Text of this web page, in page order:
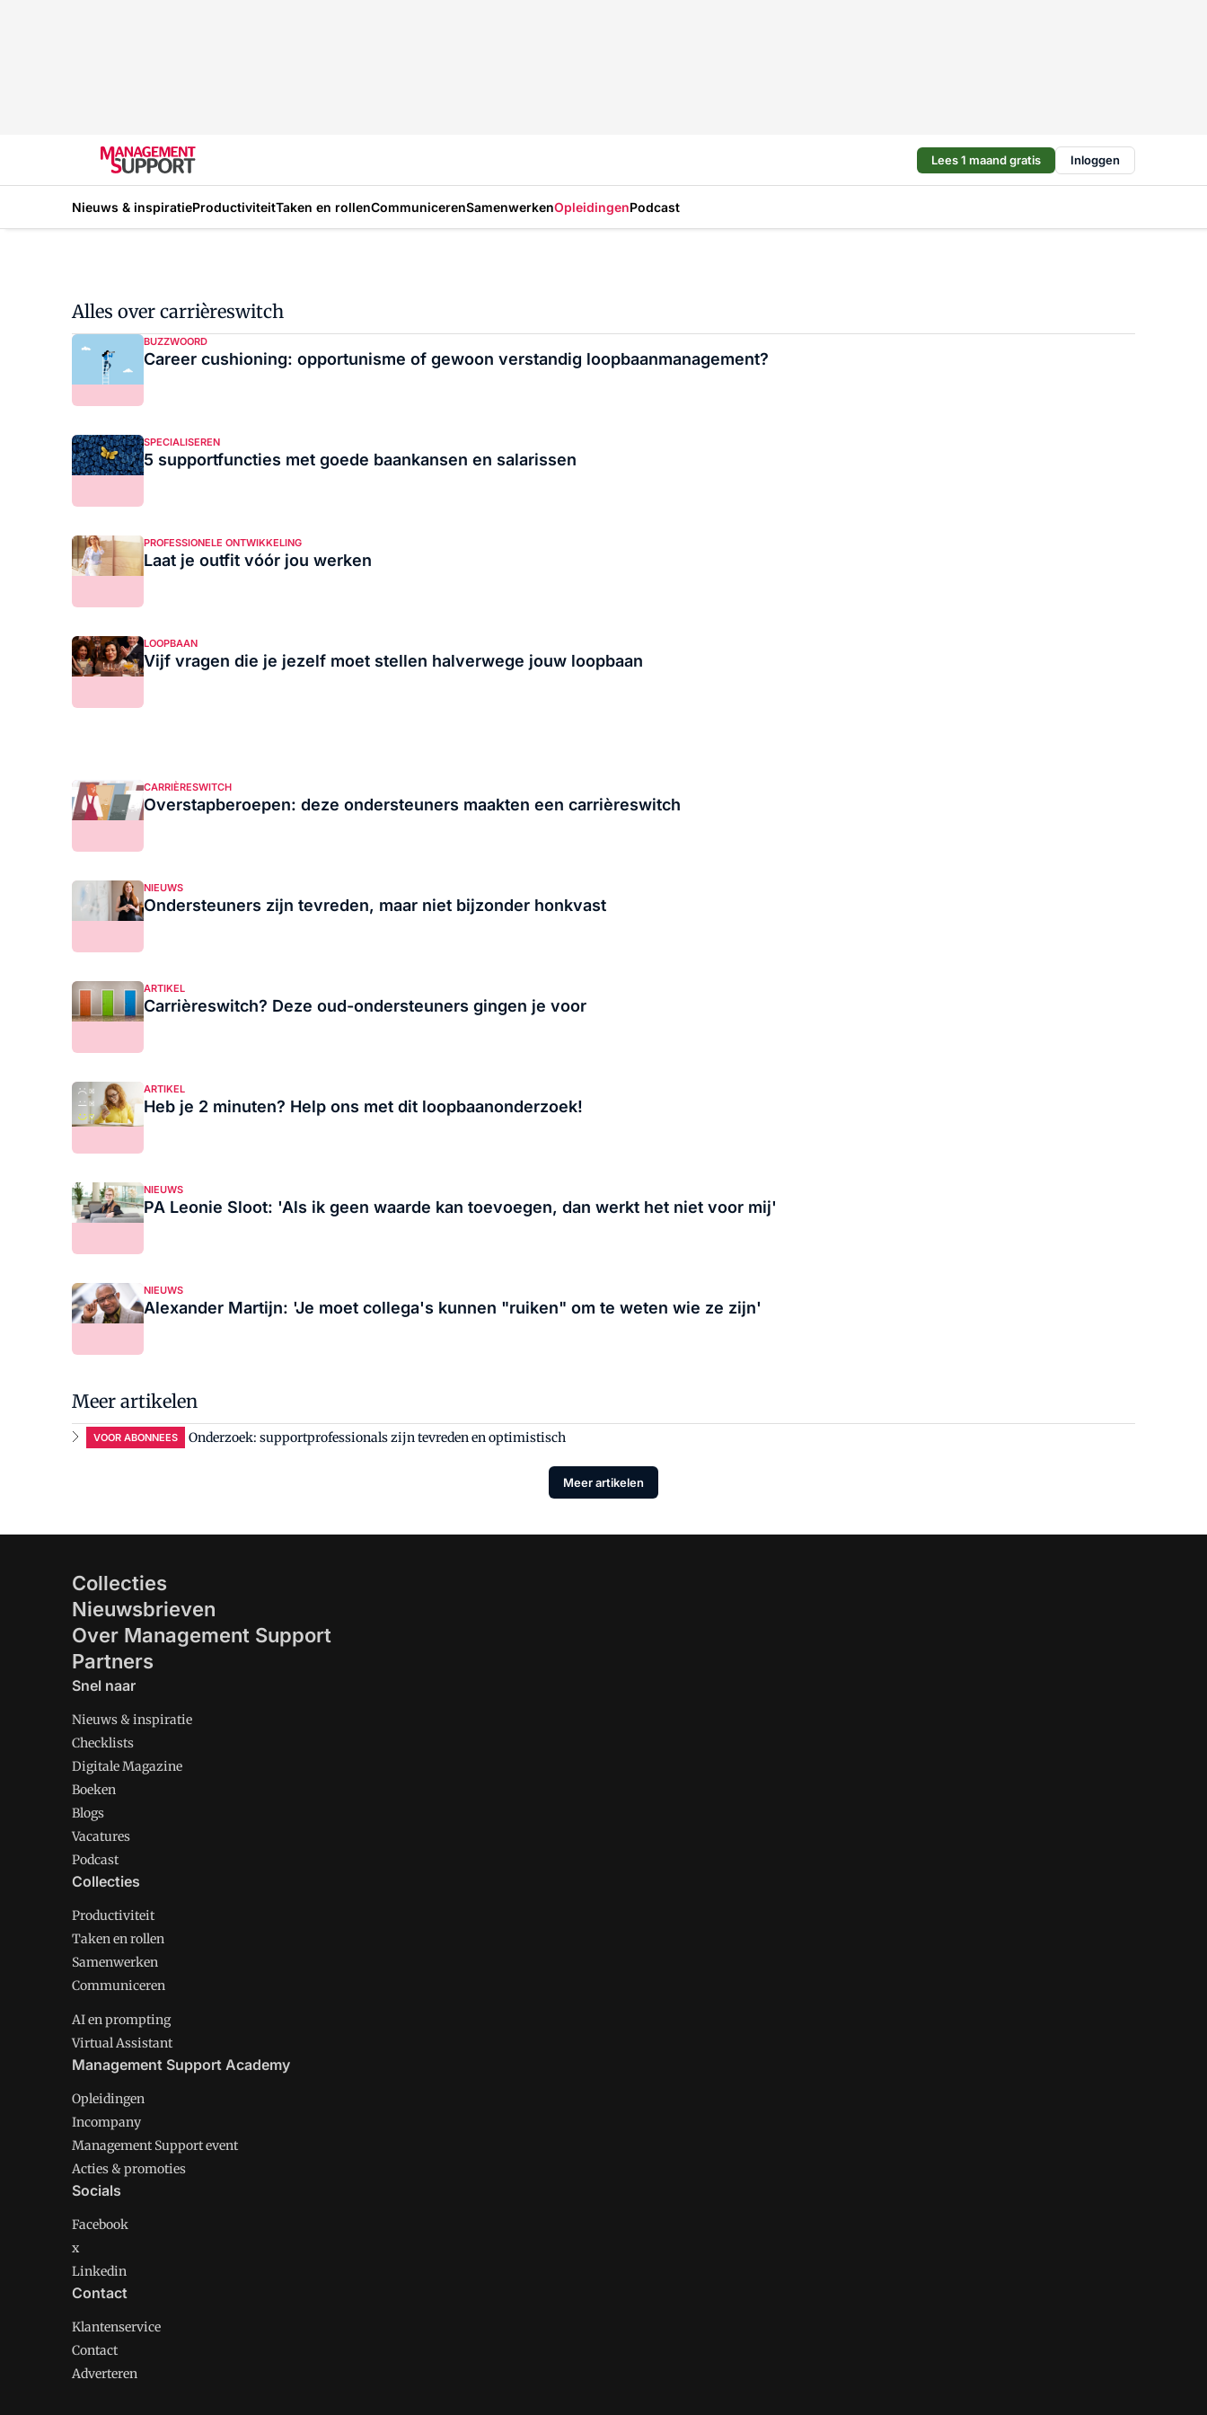
Lees 1 maand gratis Inloggen
Nieuws & inspiratieProductiviteitTaken en rollenCommunicerenSamenwerkenOpleidingenPodcast
Alles over carrièreswitch
BUZZWOORD
Career cushioning: opportunisme of gewoon verstandig loopbaanmanagement?
SPECIALISEREN
5 supportfuncties met goede baankansen en salarissen
PROFESSIONELE ONTWIKKELING
Laat je outfit vóór jou werken
LOOPBAAN
Vijf vragen die je jezelf moet stellen halverwege jouw loopbaan
CARRIÈRESWITCH
Overstapberoepen: deze ondersteuners maakten een carrièreswitch
NIEUWS
Ondersteuners zijn tevreden, maar niet bijzonder honkvast
ARTIKEL
Carrièreswitch? Deze oud-ondersteuners gingen je voor
ARTIKEL
Heb je 2 minuten? Help ons met dit loopbaanonderzoek!
NIEUWS
PA Leonie Sloot: 'Als ik geen waarde kan toevoegen, dan werkt het niet voor mij'
NIEUWS
Alexander Martijn: 'Je moet collega's kunnen "ruiken" om te weten wie ze zijn'
Meer artikelen
VOOR ABONNEES Onderzoek: supportprofessionals zijn tevreden en optimistisch
Meer artikelen
Collecties
Nieuwsbrieven
Over Management Support
Partners
Snel naar
Nieuws & inspiratie
Checklists
Digitale Magazine
Boeken
Blogs
Vacatures
Podcast
Collecties
Productiviteit
Taken en rollen
Samenwerken
Communiceren
AI en prompting
Virtual Assistant
Management Support Academy
Opleidingen
Incompany
Management Support event
Acties & promoties
Socials
Facebook
x
Linkedin
Contact
Klantenservice
Contact
Adverteren